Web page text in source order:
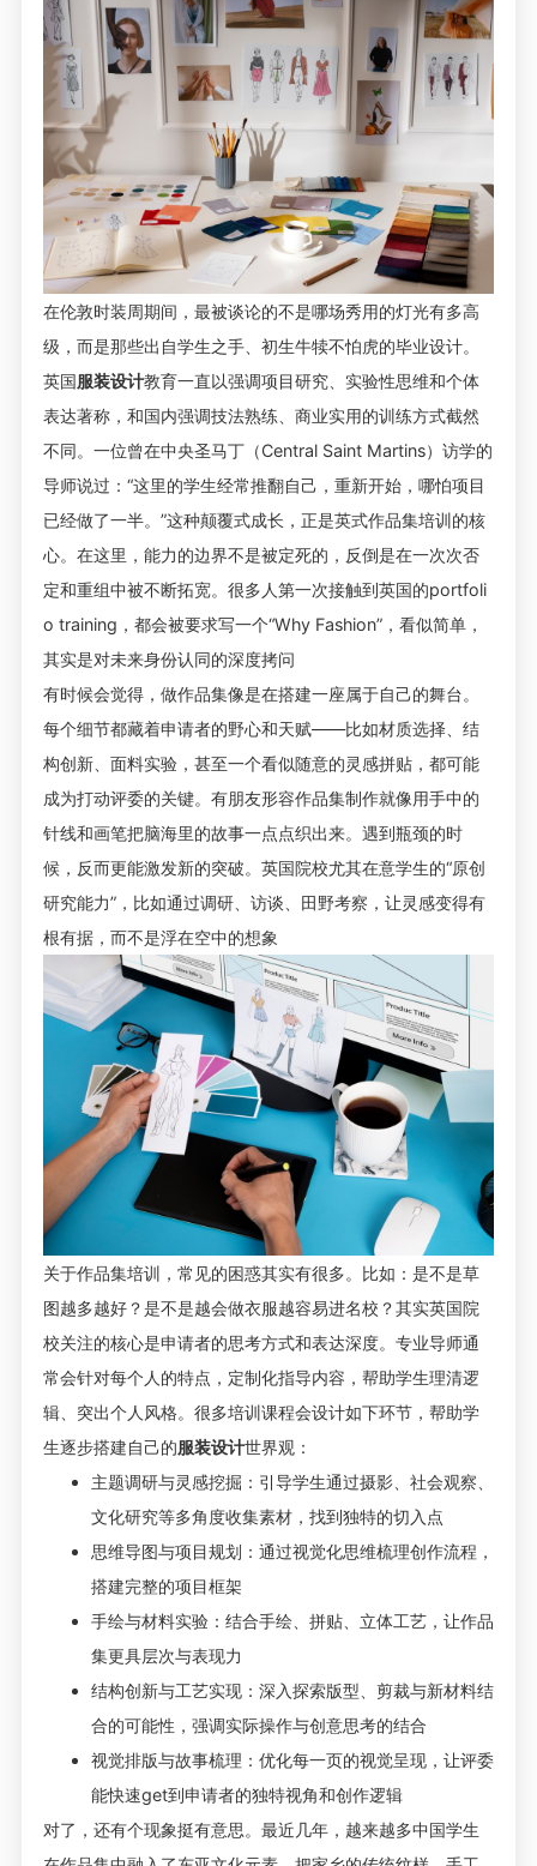
在伦敦时装周期间，最被谈论的不是哪场秀用的灯光有多高
级，而是那些出自学生之手、初生牛犊不怕虎的毕业设计。
英国服装设计教育一直以强调项目研究、实验性思维和个体
表达著称，和国内强调技法熟练、商业实用的训练方式截然
不同。一位曾在中央圣马丁（Central Saint Martins）访学的
导师说过：“这里的学生经常推翻自己，重新开始，哪怕项目
已经做了一半。”这种颠覆式成长，正是英式作品集培训的核
心。在这里，能力的边界不是被定死的，反倒是在一次次否
定和重组中被不断拓宽。很多人第一次接触到英国的portfoli
o training，都会被要求写一个“Why Fashion”，看似简单，
其实是对未来身份认同的深度拷问
有时候会觉得，做作品集像是在搭建一座属于自己的舞台。
每个细节都藏着申请者的野心和天赋——比如材质选择、结
构创新、面料实验，甚至一个看似随意的灵感拼贴，都可能
成为打动评委的关键。有朋友形容作品集制作就像用手中的
针线和画笔把脑海里的故事一点点织出来。遇到瓶颈的时
候，反而更能激发新的突破。英国院校尤其在意学生的“原创
研究能力”，比如通过调研、访谈、田野考察，让灵感变得有
根有据，而不是浮在空中的想象
关于作品集培训，常见的困惑其实有很多。比如：是不是草
图越多越好？是不是越会做衣服越容易进名校？其实英国院
校关注的核心是申请者的思考方式和表达深度。专业导师通
常会针对每个人的特点，定制化指导内容，帮助学生理清逻
辑、突出个人风格。很多培训课程会设计如下环节，帮助学
生逐步搭建自己的服装设计世界观：
主题调研与灵感挖掘：引导学生通过摄影、社会观察、
文化研究等多角度收集素材，找到独特的切入点
思维导图与项目规划：通过视觉化思维梳理创作流程，
搭建完整的项目框架
手绘与材料实验：结合手绘、拼贴、立体工艺，让作品
集更具层次与表现力
结构创新与工艺实现：深入探索版型、剪裁与新材料结
合的可能性，强调实际操作与创意思考的结合
视觉排版与故事梳理：优化每一页的视觉呈现，让评委
能快速get到申请者的独特视角和创作逻辑
对了，还有个现象挺有意思。最近几年，越来越多中国学生